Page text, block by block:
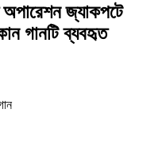
অপারেশন জ্যাকপটে
গানটি ব্যবহৃত